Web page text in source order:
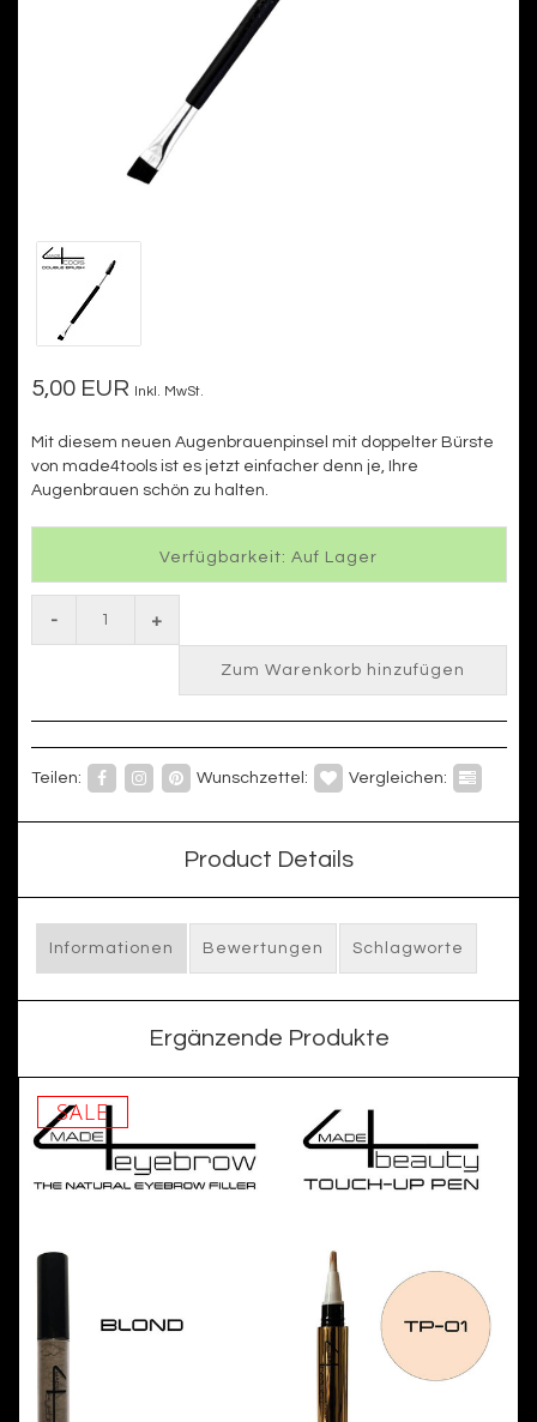
5,00 EUR Inkl. MwSt.
Mit diesem neuen Augenbrauenpinsel mit doppelter Bürste
von made4tools ist es jetzt einfacher denn je, Ihre
Augenbrauen schön zu halten.
Verfügbarkeit: Auf Lager
- +
Zum Warenkorb hinzufügen
Teilen: Wunschzettel: Vergleichen:
Product Details
Informationen Bewertungen Schlagworte
Ergänzende Produkte
SALE